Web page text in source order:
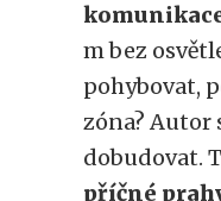
m bez
pohybovat,
zóna?
dobudovat.
příčné